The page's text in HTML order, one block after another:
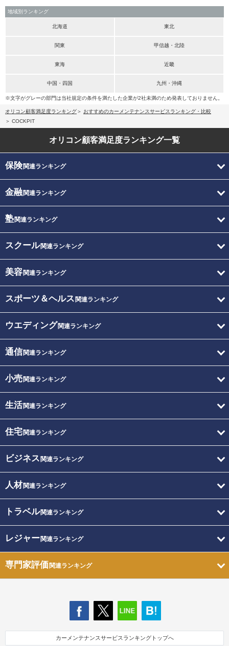
地域別ランキング
北海道 東北
関東 甲信越・北陸
東海 近畿
中国・四国 九州・沖縄
※文字がグレーの部門は当社規定の条件を満たした企業が2社未満のため発表しておりません。
オリコン顧客満足度ランキング
おすすめのカーメンテナンスサービスランキング・比較
COCKPIT
オリコン顧客満足度ランキング一覧
保険関連ランキング
金融関連ランキング
塾関連ランキング
スクール関連ランキング
美容関連ランキング
スポーツ＆ヘルス 関連ランキング
ウエディング関連ランキング
通信関連ランキング
小売関連ランキング
生活関連ランキング
住宅関連ランキング
ビジネス 関連ランキング
人材関連ランキング
トラベル関連ランキング
レジャー関連ランキング
専門家評価関連ランキング
カーメンテナンスサービスランキングトップへ